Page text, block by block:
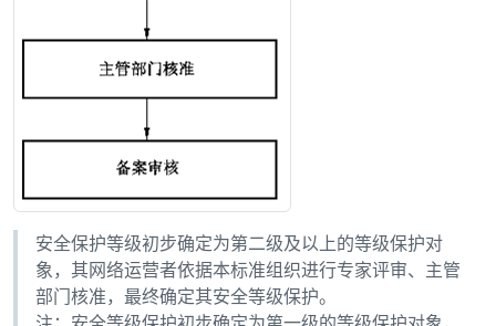
安全保护等级初步确定为第二级及以上的等级保护对
象，其网络运营者依据本标准组织进行专家评审、主管
部门核准，最终确定其安全等级保护。